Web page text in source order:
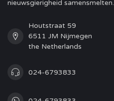
nieuwsgierigheid samensmelten.
Houtstraat 59
6511 JM Nijmegen
the Netherlands
024-6793833